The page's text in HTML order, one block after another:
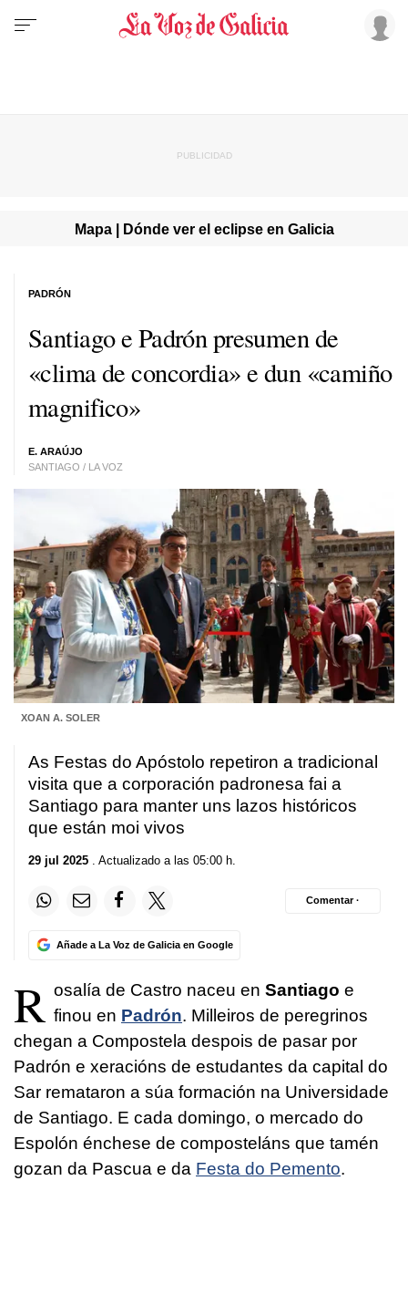
Mapa | Dónde ver el eclipse en Galicia
Santiago e Padrón presumen de
«clima de concordia» e dun «camiño
magnifico»
E. ARAÚJO
SANTIAGO / LA VOZ
PADRÓN
XOAN A. SOLER
As Festas do Apóstolo repetiron a tradicional
visita que a corporación padronesa fai a
Santiago para manter uns lazos históricos
que están moi vivos
29 jul 2025 . Actualizado a las 05:00 h.
Añade a La Voz de Galicia en Google
Comentar ·
R osalía de Castro naceu en Santiago e
finou en Padrón. Milleiros de peregrinos
chegan a Compostela despois de pasar por
Padrón e xeracións de estudantes da capital do
Sar remataron a súa formación na Universidade
de Santiago. E cada domingo, o mercado do
Espolón énchese de composteláns que tamén
gozan da Pascua e da Festa do Pemento.